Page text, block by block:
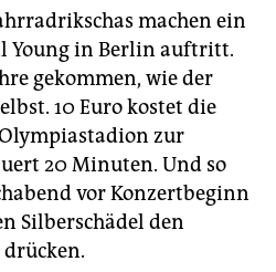
machen ein
Young in Berlin auftritt.
gekommen, wie der
10 Euro kostet die
zur
20 Minuten. Und so
vor Konzertbeginn
Silberschädel den
drücken.